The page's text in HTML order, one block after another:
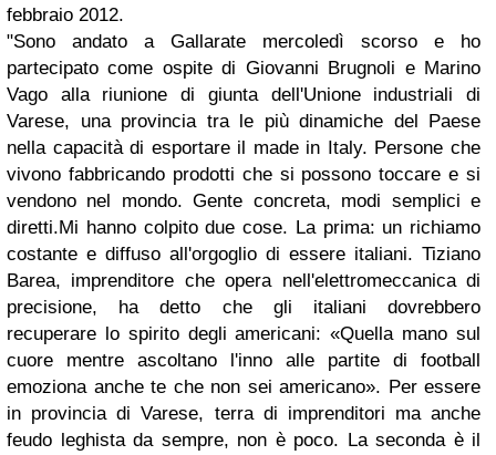
febbraio 2012.
"Sono andato a Gallarate mercoledì scorso e ho
partecipato come ospite di Giovanni Brugnoli e Marino
Vago alla riunione di giunta dell'Unione industriali di
Varese, una provincia tra le più dinamiche del Paese
nella capacità di esportare il made in Italy. Persone che
vivono fabbricando prodotti che si possono toccare e si
vendono nel mondo. Gente concreta, modi semplici e
diretti.Mi hanno colpito due cose. La prima: un richiamo
costante e diffuso all'orgoglio di essere italiani. Tiziano
Barea, imprenditore che opera nell'elettromeccanica di
precisione, ha detto che gli italiani dovrebbero
recuperare lo spirito degli americani: «Quella mano sul
cuore mentre ascoltano l'inno alle partite di football
emoziona anche te che non sei americano». Per essere
in provincia di Varese, terra di imprenditori ma anche
feudo leghista da sempre, non è poco. La seconda è il